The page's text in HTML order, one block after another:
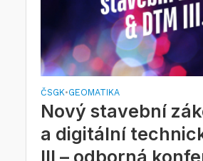
ČSGK•GEOMATIKA
Nový stavební
a digitální
III – odborná